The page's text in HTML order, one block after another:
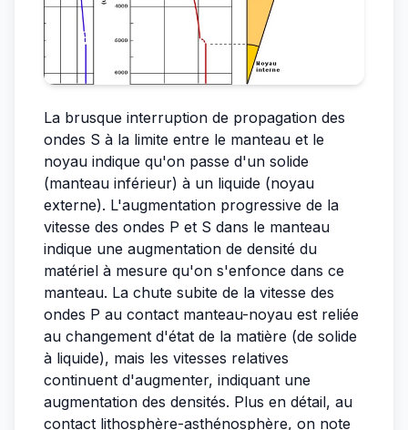
La brusque interruption de propagation des
ondes S à la limite entre le manteau et le
noyau indique qu'on passe d'un solide
(manteau inférieur) à un liquide (noyau
externe). L'augmentation progressive de la
vitesse des ondes P et S dans le manteau
indique une augmentation de densité du
matériel à mesure qu'on s'enfonce dans ce
manteau. La chute subite de la vitesse des
ondes P au contact manteau-noyau est reliée
au changement d'état de la matière (de solide
à liquide), mais les vitesses relatives
continuent d'augmenter, indiquant une
augmentation des densités. Plus en détail, au
contact lithosphère-asthénosphère, on note